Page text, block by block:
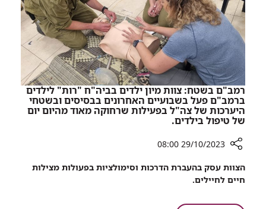
צבאיים
רמב"ם בשטח: צוות מיון ילדים בביה"ח "רות" לילדים
ברמב"ם פעל בשבועיים האחרונים בבסיסים ובשטחי
היערכות של צה"ל בפעילות שרחוקה מאוד מהיום יום
של טיפול בילדים.
שיתוף
רמב"ם
29/10/2023 08:00
הצוות עסק בהעברת הדרכות וסימולציות בפעולות מצילות
חיים לחיילים.